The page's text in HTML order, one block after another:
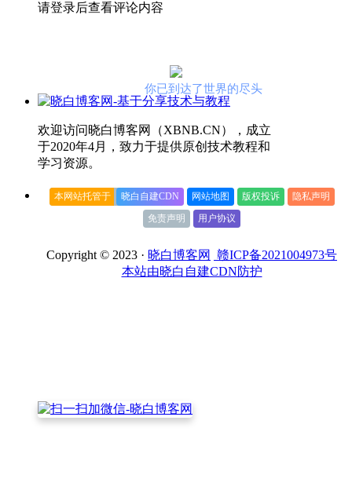
请登录后查看评论内容
你已到达了世界的尽头
欢迎访问晓白博客网（XBNB.CN），成立
于2020年4月，致力于提供原创技术教程和
学习资源。
本网站托管于 晓白自建CDN 网站地图 版权投诉
隐私声明
免责声明
用户协议
Copyright © 2023 · 晓白博客网
赣ICP备2021004973号
本站由晓白自建CDN防护